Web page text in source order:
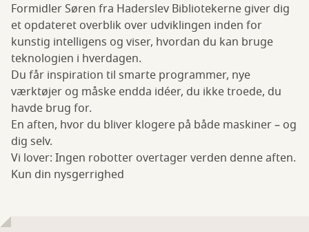
Formidler Søren fra Haderslev Bibliotekerne giver dig
et opdateret overblik over udviklingen inden for
kunstig intelligens og viser, hvordan du kan bruge
teknologien i hverdagen.
Du får inspiration til smarte programmer, nye
værktøjer og måske endda idéer, du ikke troede, du
havde brug for.
En aften, hvor du bliver klogere på både maskiner – og
dig selv.
Vi lover: Ingen robotter overtager verden denne aften.
Kun din nysgerrighed